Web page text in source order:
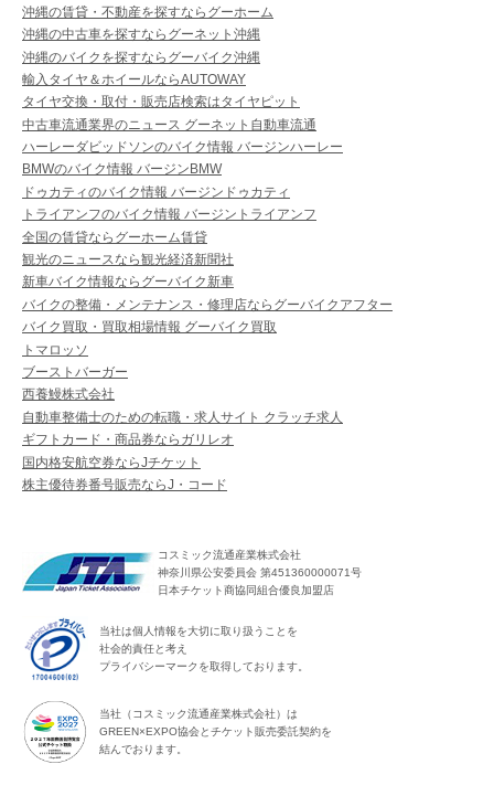
沖縄の賃貸・不動産を探すならグーホーム
沖縄の中古車を探すならグーネット沖縄
沖縄のバイクを探すならグーバイク沖縄
輸入タイヤ＆ホイールならAUTOWAY
タイヤ交換・取付・販売店検索はタイヤピット
中古車流通業界のニュース グーネット自動車流通
ハーレーダビッドソンのバイク情報 バージンハーレー
BMWのバイク情報 バージンBMW
ドゥカティのバイク情報 バージンドゥカティ
トライアンフのバイク情報 バージントライアンフ
全国の賃貸ならグーホーム賃貸
観光のニュースなら観光経済新聞社
新車バイク情報ならグーバイク新車
バイクの整備・メンテナンス・修理店ならグーバイクアフター
バイク買取・買取相場情報 グーバイク買取
トマロッソ
ブーストバーガー
西養鰻株式会社
自動車整備士のための転職・求人サイト クラッチ求人
ギフトカード・商品券ならガリレオ
国内格安航空券ならJチケット
株主優待券番号販売ならJ・コード
コスミック流通産業株式会社
神奈川県公安委員会 第451360000071号
日本チケット商協同組合優良加盟店
当社は個人情報を大切に取り扱うことを
社会的責任と考え
プライバシーマークを取得しております。
当社（コスミック流通産業株式会社）は
GREEN×EXPO協会とチケット販売委託契約を
結んでおります。